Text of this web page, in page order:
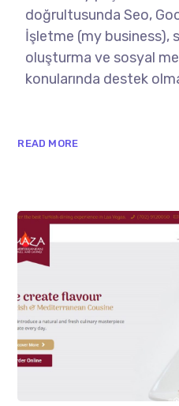
doğrultusunda Seo,
İşletme (my business),
oluşturma ve sosyal
konularında destek
READ MORE